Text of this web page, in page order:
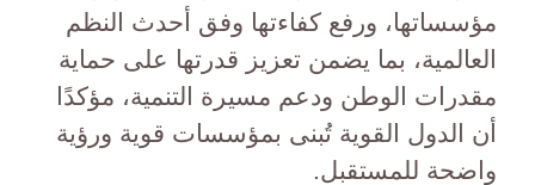
مؤسساتها، ورفع كفاءتها وفق أحدث النظم
العالمية، بما يضمن تعزيز قدرتها على حماية
مقدرات الوطن ودعم مسيرة التنمية، مؤكدًا
أن الدول القوية تُبنى بمؤسسات قوية ورؤية
واضحة للمستقبل.